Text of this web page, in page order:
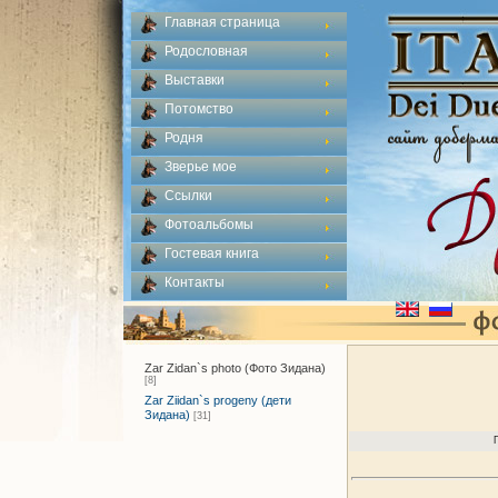
Главная страница
Родословная
Выставки
Потомство
Родня
Зверье мое
Ссылки
Фотоальбомы
Гостевая книга
Контакты
Zar Zidan`s photo (Фото Зидана)
[8]
Zar Ziidan`s progeny (дети
Зидана) [31]